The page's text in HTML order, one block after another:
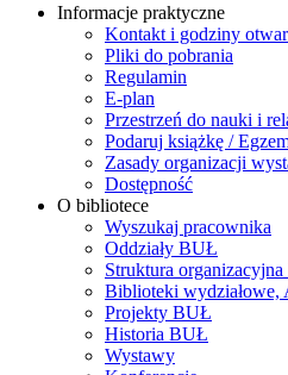
Informacje praktyczne
Kontakt i godziny
Pliki do pobrania
Regulamin
E-plan
Przestrzeń do nauki i
Podaruj książkę /
Zasady organizacji
Dostępność
O bibliotece
Wyszukaj pracownika
Oddziały BUŁ
Struktura
Biblioteki wydziałowe,
Projekty BUŁ
Historia BUŁ
Wystawy